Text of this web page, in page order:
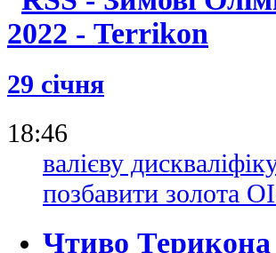
29 січня
18:46
валієву
позбавити золота
Чтиво Терикона